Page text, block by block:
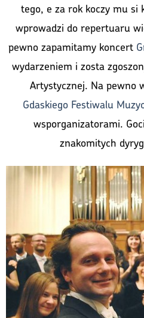
tego, e za rok koczy mu
wprowadzi do repertuaru
pewno zapamitamy koncert
wydarzeniem i zosta
Artystycznej. Na pewno
Gdaskiego Festiwalu
wsporganizatorami.
znakomitych